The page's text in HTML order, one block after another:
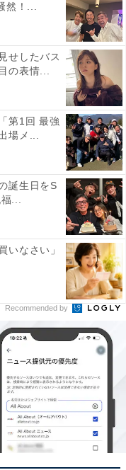
然！...
せしたバス
の表情...
第1回 最強
場メ...
誕生日をS
...
いなさい」
Recommended by